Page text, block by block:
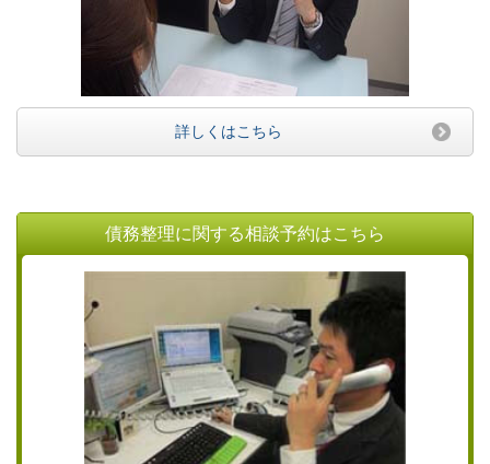
詳しくはこちら
債務整理に関する相談予約はこちら